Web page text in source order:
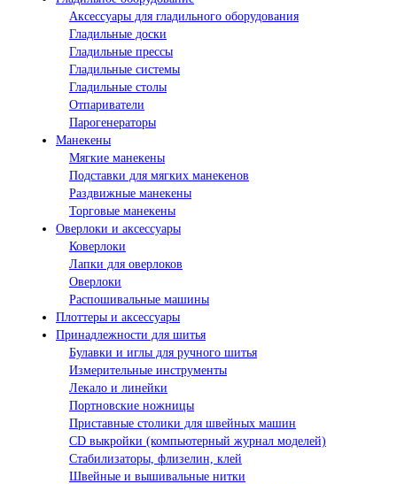
Аксессуары для гладильного оборудования
Гладильные доски
Гладильные прессы
Гладильные системы
Гладильные столы
Отпариватели
Парогенераторы
Манекены
Мягкие манекены
Подставки для мягких манекенов
Раздвижные манекены
Торговые манекены
Оверлоки и аксессуары
Коверлоки
Лапки для оверлоков
Оверлоки
Распошивальные машины
Плоттеры и аксессуары
Принадлежности для шитья
Булавки и иглы для ручного шитья
Измерительные инструменты
Лекало и линейки
Портновские ножницы
Приставные столики для швейных машин
СD выкройки (компьютерный журнал моделей)
Стабилизаторы, флизелин, клей
Швейные и вышивальные нитки